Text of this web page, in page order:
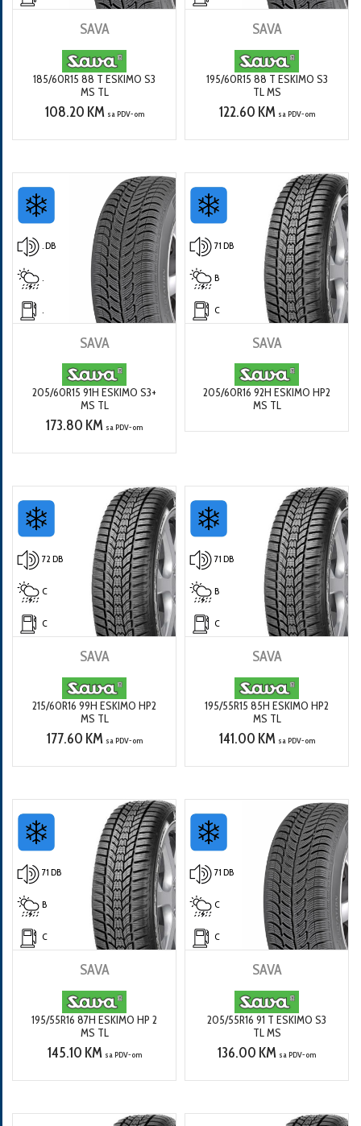
SAVA
185/60R15 88 T ESKIMO S3
MS TL
108.20 KM sa PDV-om
SAVA
195/60R15 88 T ESKIMO S3
TL MS
122.60 KM sa PDV-om
. DB
SAVA
205/60R15 91H ESKIMO S3+
MS TL
173.80 KM sa PDV-om
71 DB
B
C
SAVA
205/60R16 92H ESKIMO HP2
MS TL
72 DB
C
C
SAVA
215/60R16 99H ESKIMO HP2
MS TL
177.60 KM sa PDV-om
71 DB
B
C
SAVA
195/55R15 85H ESKIMO HP2
MS TL
141.00 KM sa PDV-om
71 DB
B
C
SAVA
195/55R16 87H ESKIMO HP 2
MS TL
145.10 KM sa PDV-om
71 DB
C
C
SAVA
205/55R16 91 T ESKIMO S3
TL MS
136.00 KM sa PDV-om